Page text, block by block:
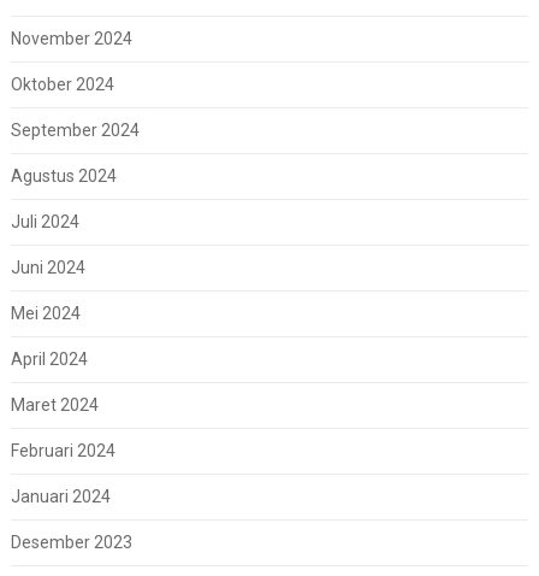
November 2024
Oktober 2024
September 2024
Agustus 2024
Juli 2024
Juni 2024
Mei 2024
April 2024
Maret 2024
Februari 2024
Januari 2024
Desember 2023